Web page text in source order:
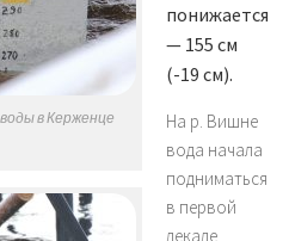
в Керженце
понижается
— 155 см
(-19 см).
На р. Вишне
вода начала
подниматься
в первой
декаде